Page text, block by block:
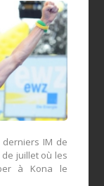
derniers IM de
juillet où les
à Kona le